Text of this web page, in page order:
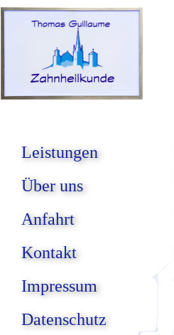
Leistungen
Über uns
Anfahrt
Kontakt
Impressum
Datenschutz